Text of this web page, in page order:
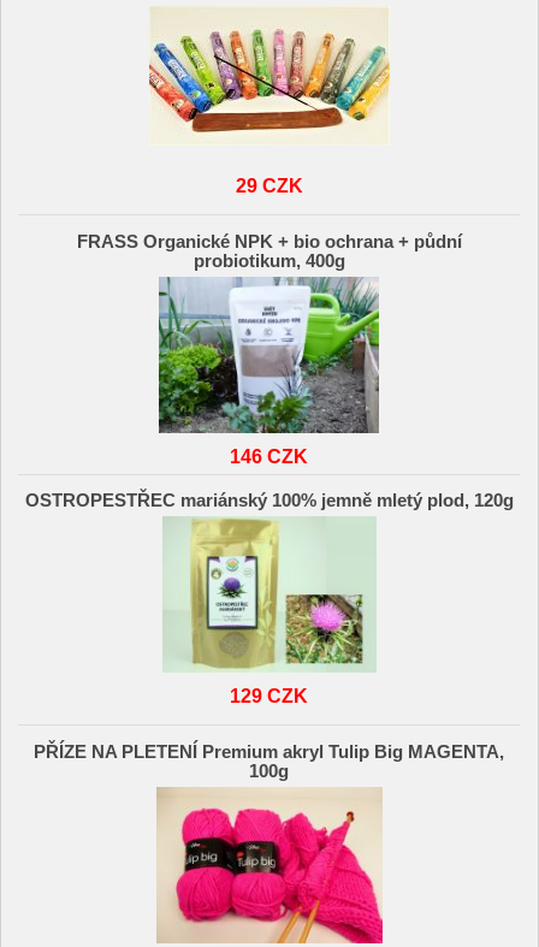
29 CZK
FRASS Organické NPK + bio ochrana + půdní
probiotikum, 400g
146 CZK
OSTROPESTŘEC mariánský 100% jemně mletý plod, 120g
129 CZK
PŘÍZE NA PLETENÍ Premium akryl Tulip Big MAGENTA,
100g